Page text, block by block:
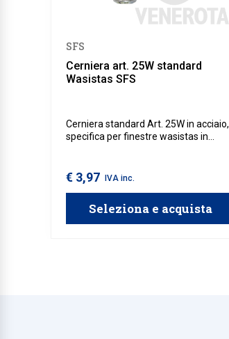
SFS
Cerniera art. 25W standard
Wasistas SFS
Cerniera standard Art. 25W in acciaio,
specifica per finestre wasistas in
€ 3,97 IVA inc.
Seleziona e acquista